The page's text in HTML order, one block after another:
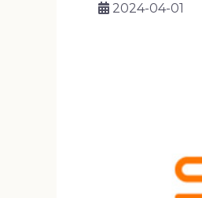
2024-04-01